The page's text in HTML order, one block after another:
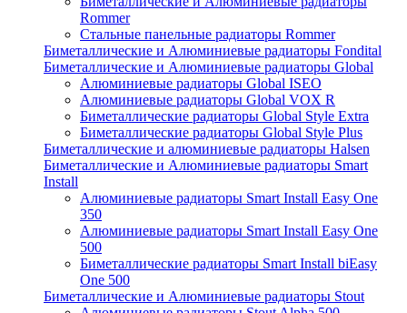
Rommer
Стальные панельные радиаторы Rommer
Биметаллические и Алюминиевые радиаторы Fondital
Биметаллические и Алюминиевые радиаторы Global
Алюминиевые радиаторы Global ISEO
Алюминиевые радиаторы Global VOX R
Биметаллические радиаторы Global Style Extra
Биметаллические радиаторы Global Style Plus
Биметаллические и алюминиевые радиаторы Halsen
Биметаллические и Алюминиевые радиаторы Smart
Install
Алюминиевые радиаторы Smart Install Easy One
350
Алюминиевые радиаторы Smart Install Easy One
500
Биметаллические радиаторы Smart Install biEasy
One 500
Биметаллические и Алюминиевые радиаторы Stout